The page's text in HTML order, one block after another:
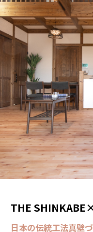
THE
日本の伝統工法真壁